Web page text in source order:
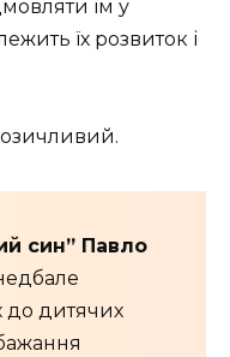
їм у
їх розвиток і
син” Павло
до дитячих